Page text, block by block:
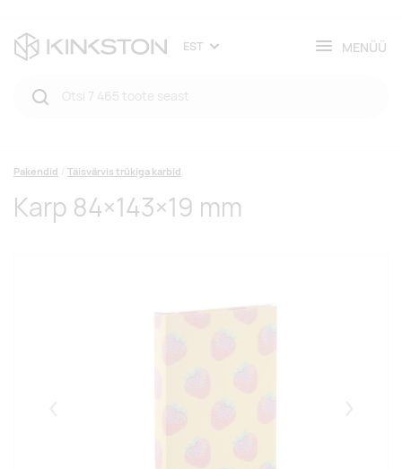
EST MENÜÜ
Pakendid Täisvärvis trükiga karbid
Karp 84×143×19 mm